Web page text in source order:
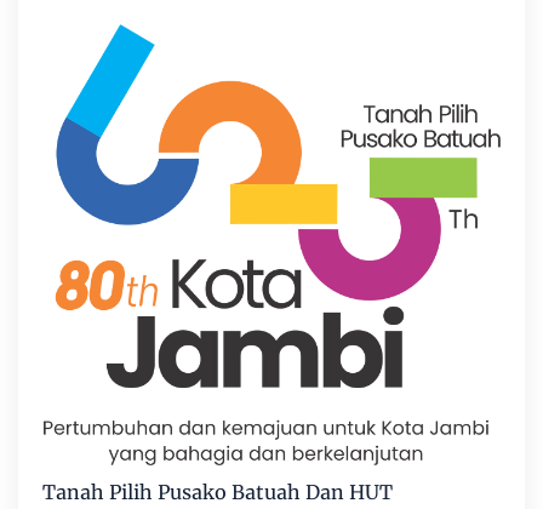
Tanah Pilih Pusako Batuah Dan HUT